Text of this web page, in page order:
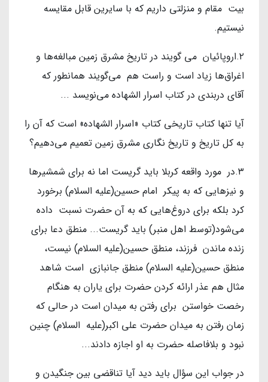
بیت مقام و منزلتی داریم که با سایرین قابل مقایسه
نیستیم.
۲.اروپائیان می گویند در تاریخ مشرق زمین مبالغه‌ها و
اغراق‌ها زیاد است و راست هم می‌گویند همانطور که
آقای دربندی در کتاب اسرار الشهاده می‌نویسد ...
آیا تنها کتاب تاریخی کتاب «اسرار الشهاده» است که آن را
به کل تاریخ و تاریخ نگاری مشرق زمین تعمیم می‌دهیم؟
۳.در مورد واقعه کربلا باید گریست اما نه برای شمشیرها
و نیزهایی که به پیکر امام حسین(علیه السلام) برخورد
کرد بلکه برای دروغ‌هایی که به آن حضرت نسبت داده
می‌شود(توسط اهل منبر) باید گریست... منطق دعا برای
زنده ماندن فرزند، منطق حسین(علیه السلام) نیست،
منطق حسین(علیه السلام) منطق جانبازی است شاهد
مثال هم عذر ارائه کردن حضرت برای یاران به هنگام
رخصت خواستن برای رفتن به میدان است در حالی که
زمان رفتن به میدان حضرت علی اکبر(علیه السلام) چنین
نبود و بلافاصله حضرت به او اجازه دادند...
در جواب این سؤال باید دید آیا تناقضی بین جنگیدن و